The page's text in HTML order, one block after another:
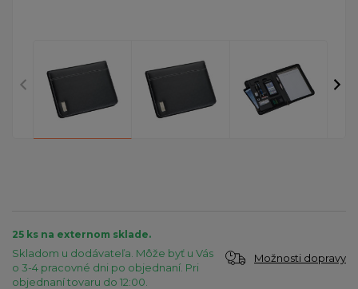
25 ks na externom sklade.
Skladom u dodávateľa. Môže byť u Vás
o 3-4 pracovné dni po objednaní. Pri
objednaní tovaru do 12:00.
Možnosti dopravy